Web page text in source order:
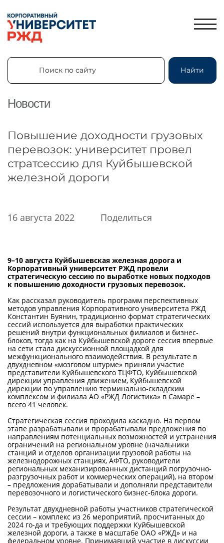
HR-ПАРТНЕР
КАТАЛОГ ПРОГРАММ
НОВОСТИ
Команда
Награды
УНИВЕРмаг
Сведения об образовательной
организации
Годовые отчеты
Стоимость образовательных услуг
III Форум лидеров корпоративного
обучения России
Сообщество внутренних тренеров
Контакты
КАМПУСЫ
Мясницкая
Владивосток
Поиск по сайту Найти
Новости
Повышение доходности грузовых
перевозок: университет провел
стратсессию для Куйбышевской
железной дороги
16 августа 2022 Поделиться
9–10 августа Куйбышевская железная дорога и
Корпоративный университет РЖД провели
стратегическую сессию по выработке новых подходов
к повышению доходности грузовых перевозок.
Как рассказал руководитель программ перспективных
методов управления Корпоративного университета РЖД
Константин Буянин, традиционно формат стратегических
сессий используется для выработки практических
решений внутри функциональных филиалов и бизнес-
блоков, тогда как на Куйбышевской дороге сессия впервые
на сети стала дискуссионной площадкой для
межфункционального взаимодействия. В результате в
двухдневном «мозговом штурме» приняли участие
представители Куйбышевского ТЦФТО, Куйбышевской
дирекции управления движением, Куйбышевской
дирекции по управлению терминально-складским
комплексом и филиала АО «РЖД Логистика» в Самаре –
всего 41 человек.
Стратегическая сессия проходила каскадно. На первом
этапе разрабатывали и прорабатывали предложения по
направлениям потенциальных возможностей и устранения
ограничений на региональном уровне (начальники
станций и отделов организации грузовой работы на
железнодорожных станциях, АФТО, руководители
региональных механизированных дистанций погрузочно-
разгрузочных работ и коммерческих операций), на втором
– предложения дорабатывали и дополняли представители
перевозочного и логистического бизнес-блока дороги.
Результат двухдневной работы участников стратегической
сессии – комплекс из 26 мероприятий, просчитанных до
2024 го-да и требующих поддержки Куйбышевской
железной дороги, а также в масштабе ОАО «РЖД» и на
федеральном уровне. Принимавший участие в дискуссии